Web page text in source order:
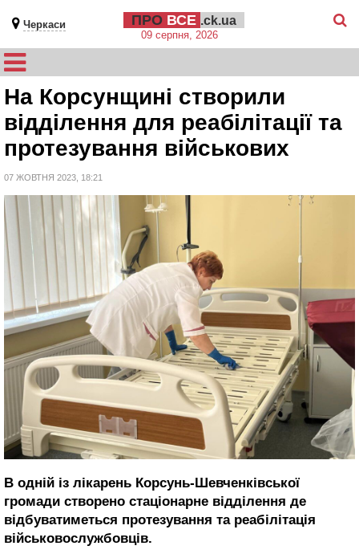
Черкаси ПРО ВСЕ .ck.ua
09 серпня, 2026
На Корсунщині створили
відділення для реабілітації та
протезування військових
07 ЖОВТНЯ 2023, 18:21
В одній із лікарень Корсунь-Шевченківської
громади створено стаціонарне відділення де
відбуватиметься протезування та реабілітація
військовослужбовців.